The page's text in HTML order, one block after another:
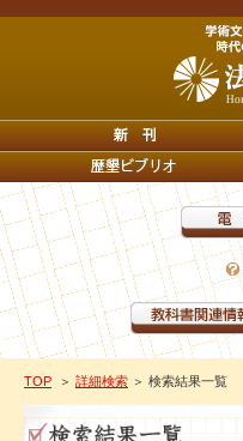
TOP ＞ 詳細検索 ＞ 検索結果一覧